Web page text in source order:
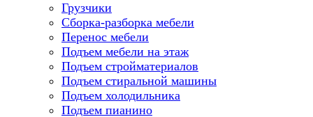
Грузчики
Сборка-разборка мебели
Перенос мебели
Подъем мебели на этаж
Подъем стройматериалов
Подъем стиральной машины
Подъем холодильника
Подъем пианино